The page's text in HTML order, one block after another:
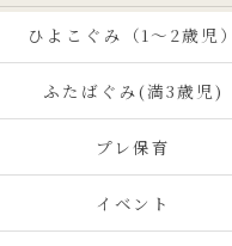
ひよこぐみ（1〜2歳児）
ふたばぐみ(満3歳児)
プレ保育
イベント